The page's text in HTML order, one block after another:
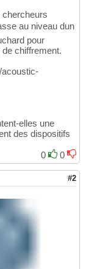
chercheurs
au niveau dun
pour
chiffrement.
acoustic-
elles une
des dispositifs
0
0
#2